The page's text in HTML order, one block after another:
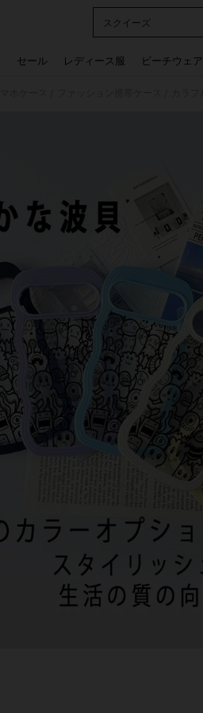
スクイーズ
セール レディース服 ビーチウェア